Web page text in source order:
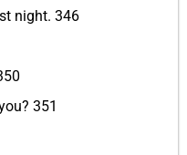
night. 346
351